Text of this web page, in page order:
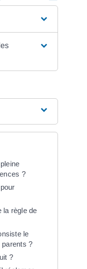
?
la règle de
le
parents ?
?